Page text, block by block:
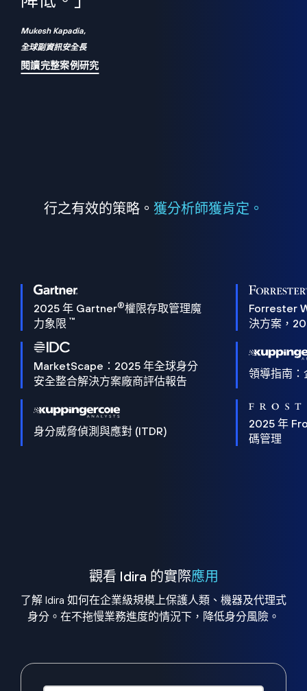
Mukesh Kapadia,
全球副資訊安全長
閱讀完整案例研究
行之有效的策略。 獲分析師獲肯定。
2025 年 Gartner®權限存取管理魔
力象限 ™
Forrester
決方案，
MarketScape：2025 年全球身分
安全整合解決方案廠商評估報告
領導指南
身分威脅偵測與應對 (ITDR)
2025 年
碼管理
觀看 Idira 的實際應用
了解 Idira 如何在企業級規模上保護人類、機器及代理式
身分。在不拖慢業務進度的情況下，降低身分風險。